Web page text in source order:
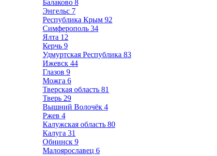
Балаково 8
Энгельс 7
Республика Крым 92
Симферополь 34
Ялта 12
Керчь 9
Удмуртская Республика 83
Ижевск 44
Глазов 9
Можга 6
Тверская область 81
Тверь 29
Вышний Волочёк 4
Ржев 4
Калужская область 80
Калуга 31
Обнинск 9
Малоярославец 6